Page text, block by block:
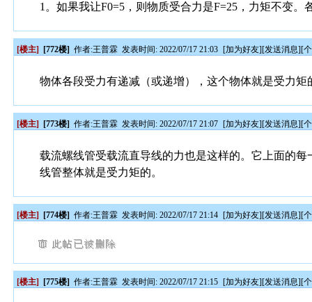
1。如果我让F0=5，则物质受合力是F=25，力矩不变。
[楼主] [772楼] 作者:王普霖 发表时间: 2022/07/17 21:03 [加为好友][发送消息][
物体各段受力有递减（或递增），这个物体就是受力矩
[楼主] [773楼] 作者:王普霖 发表时间: 2022/07/17 21:07 [加为好友][发送消息][
载流螺线管受载流直导线的力也是这样的。它上面的
线管整体就是受力矩的。
[楼主] [774楼] 作者:王普霖 发表时间: 2022/07/17 21:14 [加为好友][发送消息][
[楼主] [775楼] 作者:王普霖 发表时间: 2022/07/17 21:15 [加为好友][发送消息][